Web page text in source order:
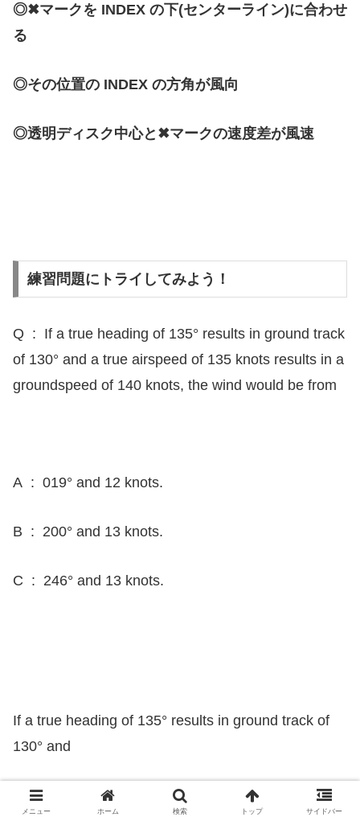
◎✖マークを INDEX の下(センターライン)に合わせ
る
◎その位置の INDEX の方角が風向
◎透明ディスク中心と✖マークの速度差が風速
練習問題にトライしてみよう！
Q : If a true heading of 135° results in ground track
of 130° and a true airspeed of 135 knots results in a
groundspeed of 140 knots, the wind would be from
A : 019° and 12 knots.
B : 200° and 13 knots.
C : 246° and 13 knots.
If a true heading of 135° results in ground track of
130° and
：もし真針路135°が 地上航跡130°をもたらし
メニュー ホーム 検索 トップ サイドバー